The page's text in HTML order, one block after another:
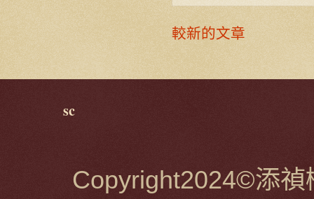
較新的文章
sc
Copyright2024©添禎